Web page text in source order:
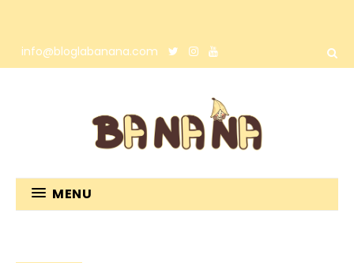
info@bloglabanana.com
MENU